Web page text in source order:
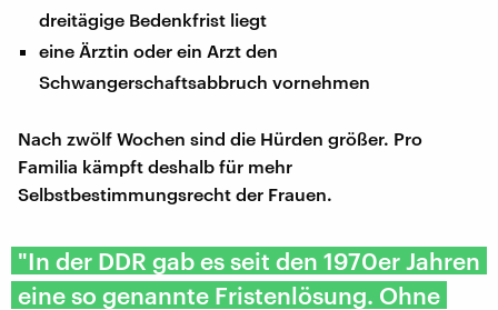
dreitägige Bedenkfrist liegt
eine Ärztin oder ein Arzt den
Schwangerschaftsabbruch vornehmen
Nach zwölf Wochen sind die Hürden größer. Pro
Familia kämpft deshalb für mehr
Selbstbestimmungsrecht der Frauen.
"In der DDR gab es seit den 1970er Jahren
eine so genannte Fristenlösung. Ohne